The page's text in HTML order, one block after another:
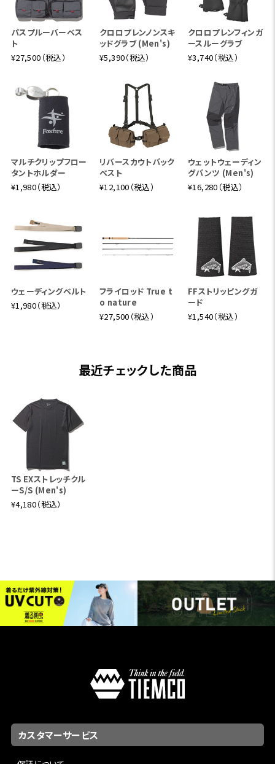
パスプルーバーベス
ト
¥27,500（税込）
クロロプレンノンスキ
ッドグラブ (Men's)
¥5,390（税込）
クロロプレンフィンガ
ースルーグラブ
¥3,740（税込）
マルチクリップフロー
タントホルダー
¥1,980（税込）
リバースカウトパック
ベスト
¥12,100（税込）
ウェットウェーディン
グパンツ (Men's)
¥16,280（税込）
ウェーディングベルト
¥1,980（税込）
フライロッド True t
o nature
¥27,500（税込）
FFストリッピングガ
ード
¥1,540（税込）
最近チェックした商品
TS EXストレッチクル
ーS/S (Men's)
¥4,180（税込）
カスタマーサービス